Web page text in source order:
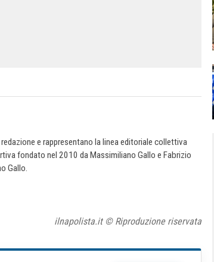
e rappresentano la linea editoriale collettiva
fondato nel 2010 da Massimiliano Gallo e Fabrizio
Gallo.
ilnapolista.it © Riproduzione riservata